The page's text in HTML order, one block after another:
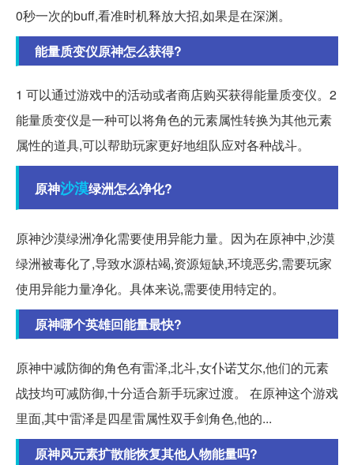
0秒一次的buff,看准时机释放大招,如果是在深渊。
能量质变仪原神怎么获得?
1 可以通过游戏中的活动或者商店购买获得能量质变仪。2
能量质变仪是一种可以将角色的元素属性转换为其他元素
属性的道具,可以帮助玩家更好地组队应对各种战斗。
原神沙漠绿洲怎么净化?
原神沙漠绿洲净化需要使用异能力量。因为在原神中,沙漠
绿洲被毒化了,导致水源枯竭,资源短缺,环境恶劣,需要玩家
使用异能力量净化。具体来说,需要使用特定的。
原神哪个英雄回能量最快?
原神中减防御的角色有雷泽,北斗,女仆诺艾尔,他们的元素
战技均可减防御,十分适合新手玩家过渡。 在原神这个游戏
里面,其中雷泽是四星雷属性双手剑角色,他的...
原神风元素扩散能恢复其他人物能量吗?